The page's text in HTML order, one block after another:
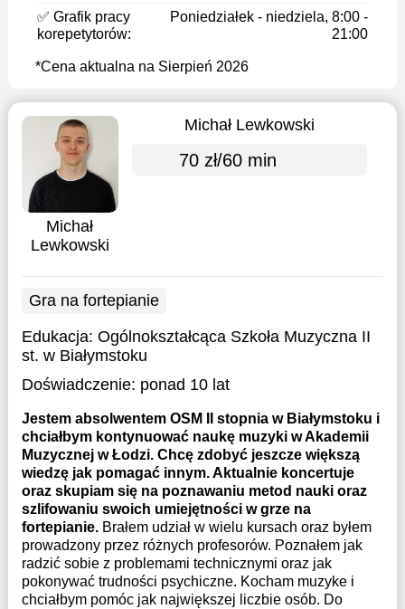
✅ Grafik pracy
korepetytorów:
Poniedziałek - niedziela, 8:00 -
21:00
*Cena aktualna na Sierpień 2026
Michał
Lewkowski
Michał Lewkowski
70 zł/60 min
Gra na fortepianie
Edukacja: Ogólnokształcąca Szkoła Muzyczna II
st. w Białymstoku
Doświadczenie: ponad 10 lat
Jestem absolwentem OSM II stopnia w Białymstoku i
chciałbym kontynuować naukę muzyki w Akademii
Muzycznej w Łodzi. Chcę zdobyć jeszcze większą
wiedzę jak pomagać innym. Aktualnie koncertuje
oraz skupiam się na poznawaniu metod nauki oraz
szlifowaniu swoich umiejętności w grze na
fortepianie. Brałem udział w wielu kursach oraz byłem
prowadzony przez różnych profesorów. Poznałem jak
radzić sobie z problemami technicznymi oraz jak
pokonywać trudności psychiczne. Kocham muzyke i
chciałbym pomóc jak największej liczbie osób. Do